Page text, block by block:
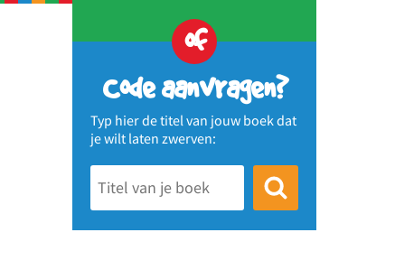
of
Code aanvragen?
Typ hier de titel van jouw boek dat
je wilt laten zwerven: